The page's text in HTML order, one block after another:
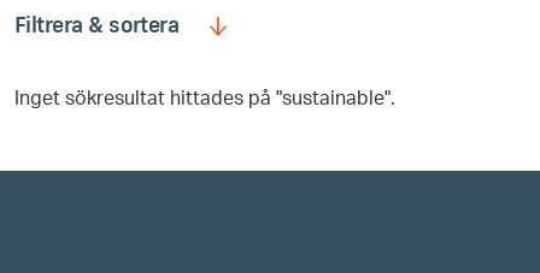
Filtrera & sortera
Inget sökresultat hittades på "sustainable".